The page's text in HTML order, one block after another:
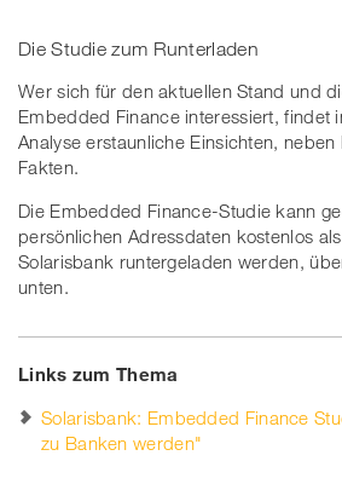
Die Studie zum Runterladen
Wer sich für den aktuellen Stand und
Embedded Finance interessiert, findet
Analyse erstaunliche Einsichten, neben
Fakten.
Die Embedded Finance-Studie kann
persönlichen Adressdaten kostenlos
Solarisbank runtergeladen werden,
unten.
Links zum Thema
Solarisbank: Embedded Finance
zu Banken werden"